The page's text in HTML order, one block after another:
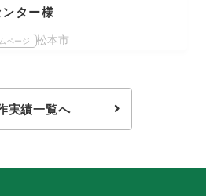
ター様
ページ 松本市
実績一覧へ